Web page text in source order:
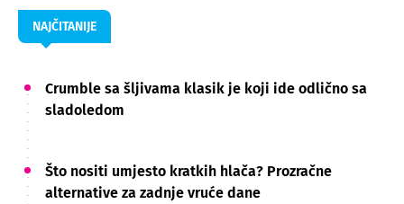
NAJČITANIJE
Crumble sa šljivama klasik je koji ide odlično sa
sladoledom
Što nositi umjesto kratkih hlača? Prozračne
alternative za zadnje vruće dane